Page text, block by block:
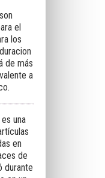
el
los
de más
a
una
en
de
durante